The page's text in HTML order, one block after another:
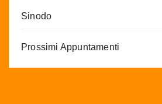
Sinodo
Prossimi Appuntamenti